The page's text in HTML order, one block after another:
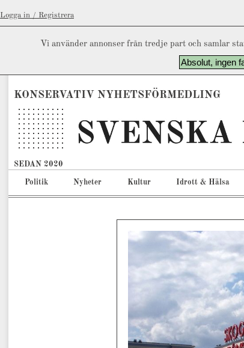
Logga in / Registrera
Vi använder annonser från tredje part och samlar
Absolut, ingen
KONSERVATIV NYHETSFÖRMEDLING
SEDAN 2020
Politik Nyheter Kultur Idrott & Hälsa